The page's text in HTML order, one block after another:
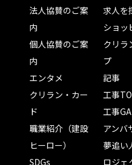
法人協賛のご案
内
個人協賛のご案
内
エンタメ
クリラン・カー
ド
職業紹介（建設
ヒーロー）
SDGs
求人を
ショッ
クリラ
プ
記事
工事
工事
アンバ
夢追い
ロジェ